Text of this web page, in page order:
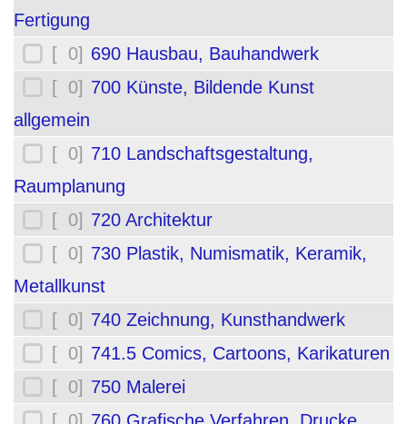
Fertigung
[ 0] 690 Hausbau, Bauhandwerk
[ 0] 700 Künste, Bildende Kunst
allgemein
[ 0] 710 Landschaftsgestaltung,
Raumplanung
[ 0] 720 Architektur
[ 0] 730 Plastik, Numismatik, Keramik,
Metallkunst
[ 0] 740 Zeichnung, Kunsthandwerk
[ 0] 741.5 Comics, Cartoons, Karikaturen
[ 0] 750 Malerei